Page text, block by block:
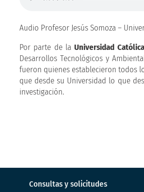
Audio Profesor Jesús Somoza –
Por parte de laUniversidad
Desarrollos Tecnológicos y
fueron quienes establecieron todos
que desde su Universidad lo que
investigación.
Consultas y solicitudes